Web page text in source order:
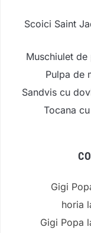
Scoici Saint
Muschiulet
Pulpa de
Sandvis cu
Tocana
Gigi
horia
Gigi Popa